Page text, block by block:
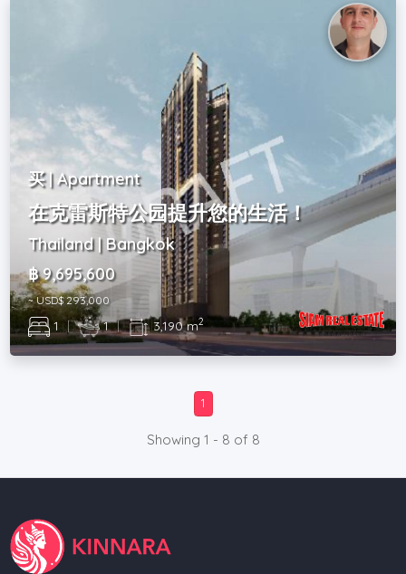
买 | Apartment
在克雷斯特公园提升您的生活！
Thailand | Bangkok
฿ 9,695,600
~ USD$ 293,000
1 | 1 | 3,190 m2
1
Showing 1 - 8 of 8